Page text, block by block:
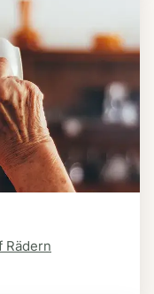
Rädern